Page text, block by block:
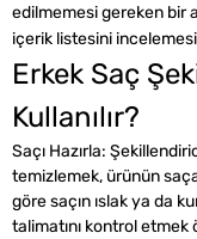
edilmemesi gereken bir
içerik listesini
Erkek Saç
Kullanılır?
Saçı Hazırla:
temizlemek, ürünün
göre saçın ıslak ya da
talimatını kontrol etmek